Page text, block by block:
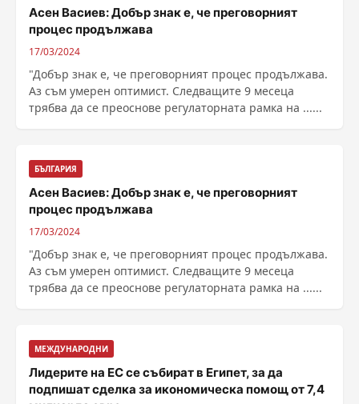
Асен Васиев: Добър знак е, че преговорният
процес продължава
17/03/2024
"Добър знак е, че преговорният процес продължава.
Аз съм умерен оптимист. Следващите 9 месеца
трябва да се преоснове регулаторната рамка на ......
БЪЛГАРИЯ
Асен Васиев: Добър знак е, че преговорният
процес продължава
17/03/2024
"Добър знак е, че преговорният процес продължава.
Аз съм умерен оптимист. Следващите 9 месеца
трябва да се преоснове регулаторната рамка на ......
МЕЖДУНАРОДНИ
Лидерите на ЕС се събират в Египет, за да
подпишат сделка за икономическа помощ от 7,4